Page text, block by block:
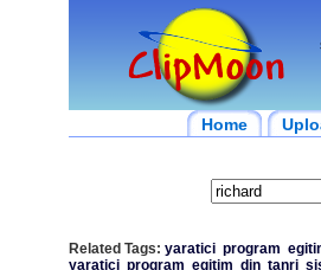
Home
Related Tags: yaratici program
yaratici program egitim din tanri